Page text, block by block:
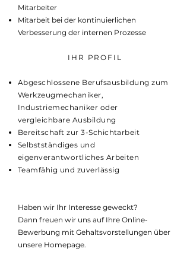
Mitarbeiter
Mitarbeit bei der kontinuierlichen
Verbesserung der internen Prozesse
IHR PROFIL
Abgeschlossene Berufsausbildung zum
Werkzeugmechaniker,
Industriemechaniker oder
vergleichbare Ausbildung
Bereitschaft zur 3-Schichtarbeit
Selbstständiges und
eigenverantwortliches Arbeiten
Teamfähig und zuverlässig
Haben wir Ihr Interesse geweckt?
Dann freuen wir uns auf Ihre Online-
Bewerbung mit Gehaltsvorstellungen über
unsere Homepage.